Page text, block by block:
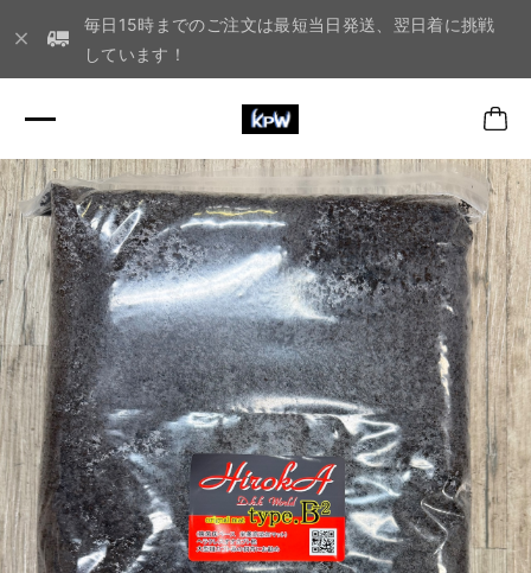
毎日15時までのご注文は最短当日発送、翌日着に挑戦
しています！